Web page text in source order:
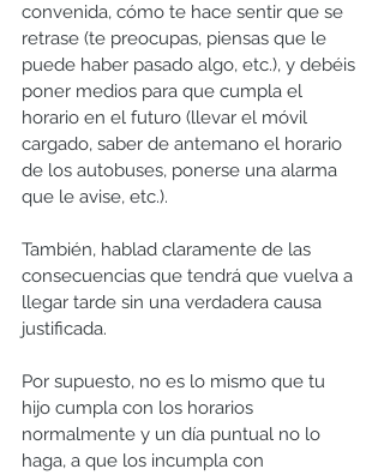
convenida, cómo te hace sentir que se
retrase (te preocupas, piensas que le
puede haber pasado algo, etc.), y debéis
poner medios para que cumpla el
horario en el futuro (llevar el móvil
cargado, saber de antemano el horario
de los autobuses, ponerse una alarma
que le avise, etc.).
También, hablad claramente de las
consecuencias que tendrá que vuelva a
llegar tarde sin una verdadera causa
justificada.
Por supuesto, no es lo mismo que tu
hijo cumpla con los horarios
normalmente y un día puntual no lo
haga, a que los incumpla con